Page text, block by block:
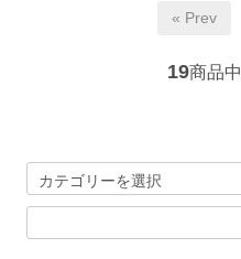
« Prev
19商品中